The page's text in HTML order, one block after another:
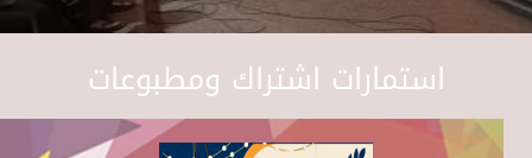
استمارات اشتراك ومطبوعات